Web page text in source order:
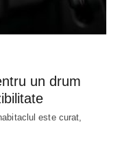
un drum
este curat,